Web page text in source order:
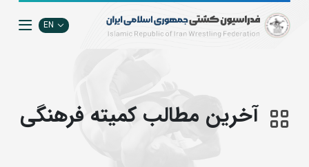
EN
آخرین مطالب كميته فرهنگي